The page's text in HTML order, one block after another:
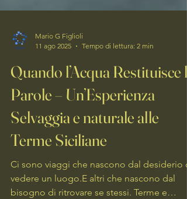
Mario G Figlioli
11 ago 2025
Tempo di lettura: 2 min
Quando l’Acqua Restituisce le
Parole – Un’Esperienza
Selvaggia e naturale alle
Terme Siciliane
Ci sono viaggi che nascono dal desiderio